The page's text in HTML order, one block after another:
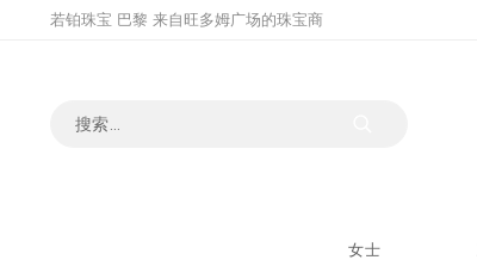
若铂珠宝 巴黎 来自旺多姆广场的珠宝商
女士